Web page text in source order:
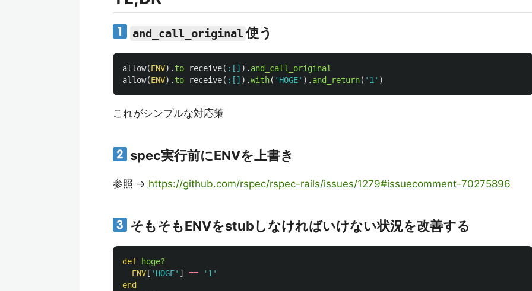
and_call_original使う
allow(ENV). to receive( :[] ). and_call_original
allow(ENV). to receive( :[] ).with( 'HOGE' ). and_return( '1' )
これがシンプルな対応策
spec実行前にENVを上書き
参照 -> https://github.com/rspec/rspec-rails/issues/1279#issuecomment-70275896
そもそもENVをstubしなければいけない状況を改善する
def
hoge?
ENV [ 'HOGE' ] ==
'1'
end